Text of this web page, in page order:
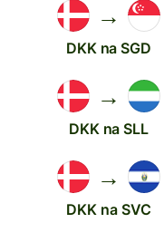
→
DKK na SGD
→
DKK na SLL
→
DKK na SVC